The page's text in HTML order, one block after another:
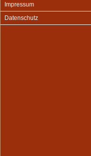
Impressum
Datenschutz